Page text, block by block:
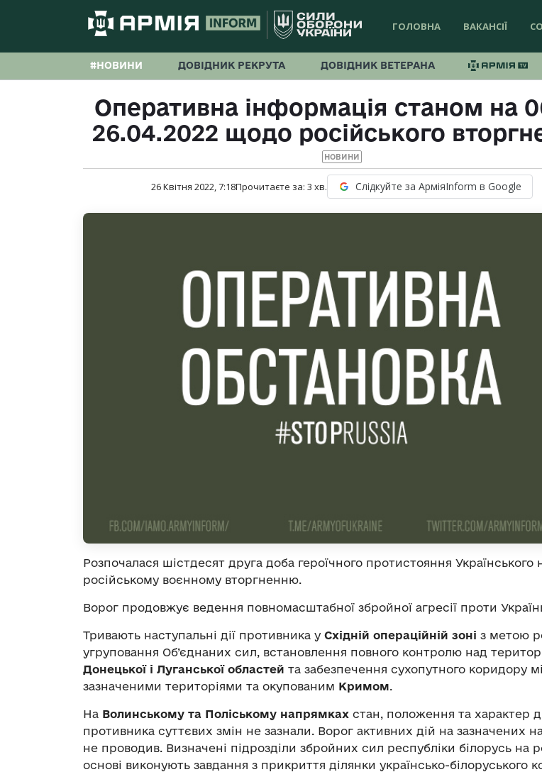
ГОЛОВНА ВАКАНСІЇ
#НОВИНИ ДОВІДНИК РЕКРУТА ДОВІДНИК ВЕТЕРАНА
Оперативна інформація станом на
26.04.2022 щодо російського
НОВИНИ
26 Квітня 2022, 7:18Прочитаєте за: 3 хв. Слідкуйте за АрміяInform в Google
Розпочалася шістдесят друга доба героїчного протистояння Українського
російському воєнному вторгненню.
Ворог продовжує ведення повномасштабної збройної агресії проти
Тривають наступальні дії противника у Східній операційній зоні з метою
угруповання Об’єднаних сил, встановлення повного контролю над
Донецької і Луганської областей та забезпечення сухопутного коридору
зазначеними територіями та окупованим Кримом.
На Волинському та Поліському напрямках стан, положення та характер
противника суттєвих змін не зазнали. Ворог активних дій на зазначених
не проводив. Визначені підрозділи збройних сил республіки білорусь на
основі виконують завдання з прикриття ділянки українсько-білоруського